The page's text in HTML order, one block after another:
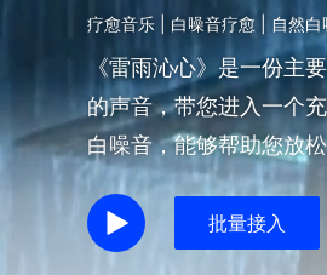
疗愈音乐 | 白噪音疗愈 | 自然白
《雷雨沁心》是一份主
的声音，带您进入一个
白噪音，能够帮助您放
您，创造一个仿佛置身
象。
批量接入